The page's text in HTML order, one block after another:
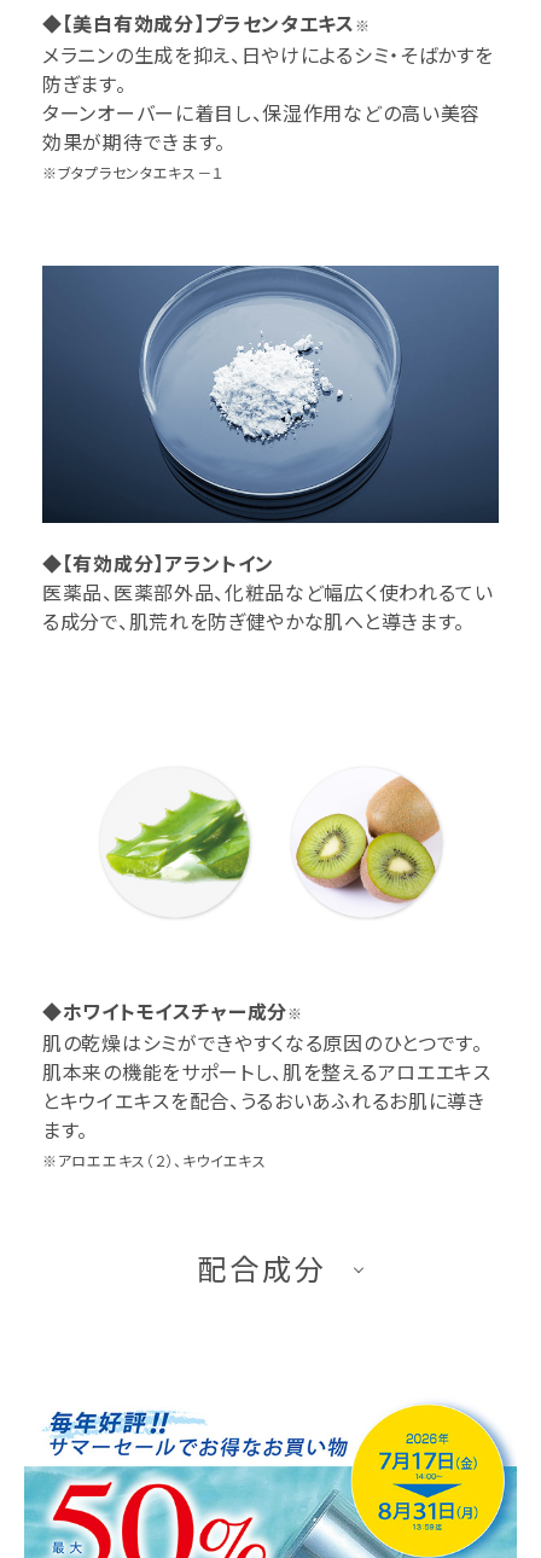
◆【美白有効成分】プラセンタエキス※
メラニンの生成を抑え、日やけによるシミ・そばかすを
防ぎます。
ターンオーバーに着目し、保湿作用などの高い美容
効果が期待できます。
※ブタプラセンタエキス－１
◆【有効成分】アラントイン
医薬品、医薬部外品、化粧品など幅広く使われるてい
る成分で、肌荒れを防ぎ健やかな肌へと導きます。
◆ホワイトモイスチャー成分※
肌の乾燥はシミができやすくなる原因のひとつです。
肌本来の機能をサポートし、肌を整えるアロエエキス
とキウイエキスを配合、うるおいあふれるお肌に導き
ます。
※アロエエキス（２）、キウイエキス
配合成分